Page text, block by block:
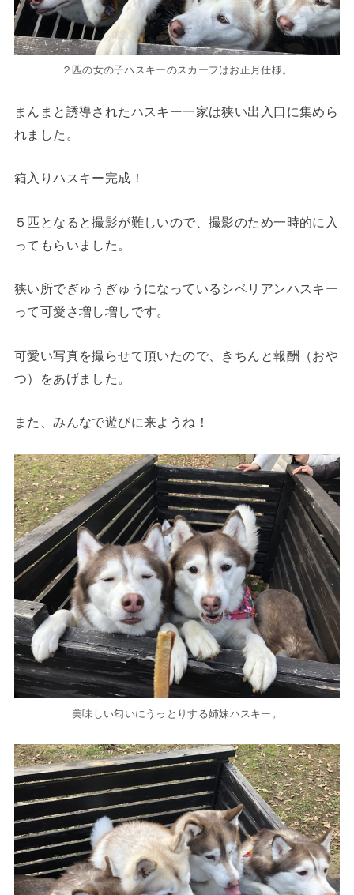
２匹の女の子ハスキーのスカーフはお正月仕様。
まんまと誘導されたハスキー一家は狭い出入口に集めら
れました。
箱入りハスキー完成！
５匹となると撮影が難しいので、撮影のため一時的に入
ってもらいました。
狭い所でぎゅうぎゅうになっているシベリアンハスキー
って可愛さ増し増しです。
可愛い写真を撮らせて頂いたので、きちんと報酬（おや
つ）をあげました。
また、みんなで遊びに来ようね！
美味しい匂いにうっとりする姉妹ハスキー。